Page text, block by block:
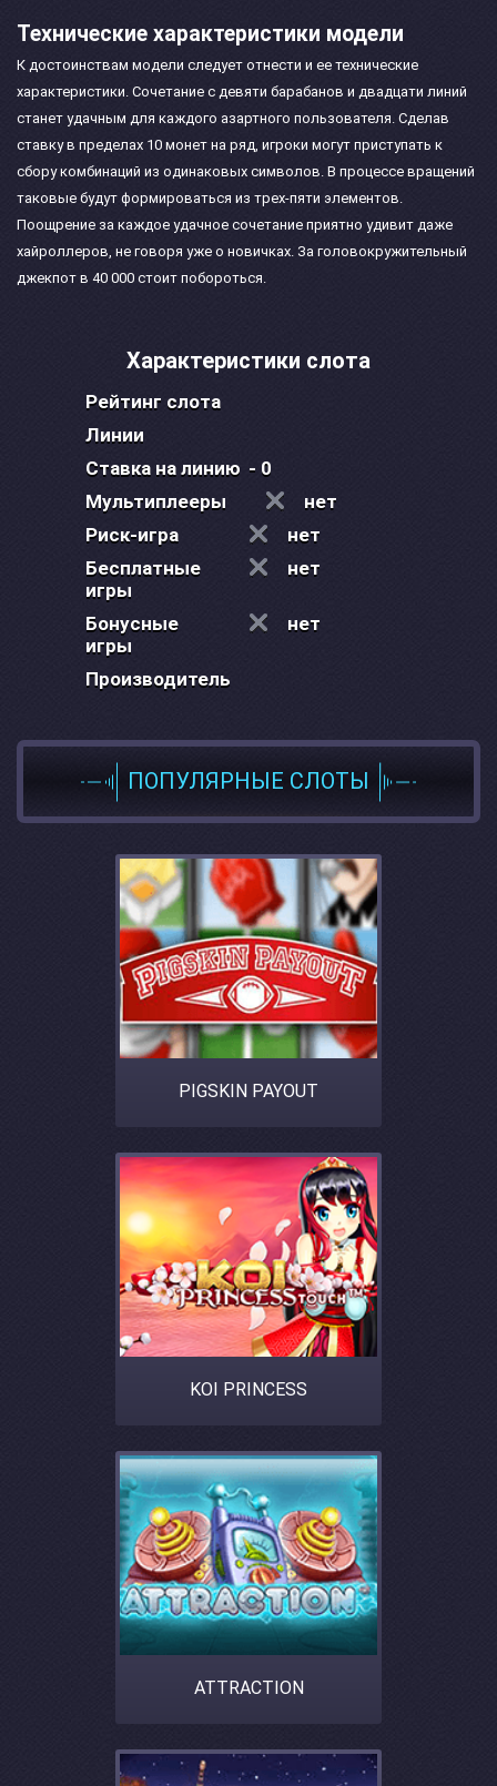
ПОПУЛЯРНЫЕ СЛОТЫ
PIGSKIN PAYOUT
KOI PRINCESS
ATTRACTION
Технические характеристики модели
К достоинствам модели следует отнести и ее технические
характеристики. Сочетание с девяти барабанов и двадцати линий
станет удачным для каждого азартного пользователя. Сделав
ставку в пределах 10 монет на ряд, игроки могут приступать к
сбору комбинаций из одинаковых символов. В процессе вращений
таковые будут формироваться из трех-пяти элементов.
Поощрение за каждое удачное сочетание приятно удивит даже
хайроллеров, не говоря уже о новичках. За головокружительный
джекпот в 40 000 стоит побороться.
Характеристики слота
Рейтинг слота
Линии
Ставка на линию - 0
Мультиплееры
нет
Риск-игра
нет
Бесплатные
игры
нет
Бонусные
игры
нет
Производитель